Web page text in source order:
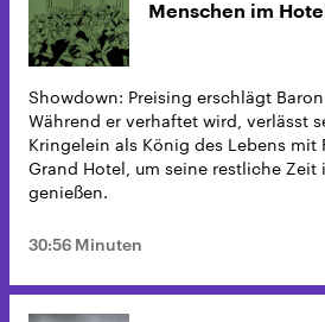
Menschen im
Showdown: Preising erschlägt
Während er verhaftet wird, verlässt
Kringelein als König des Lebens mit
Grand Hotel, um seine restliche Zeit
genießen.
30:56 Minuten